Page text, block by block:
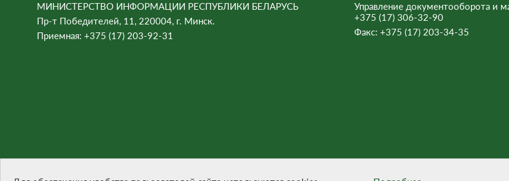
МИНИСТЕРСТВО ИНФОРМАЦИИ РЕСПУБЛИКИ БЕЛАРУСЬ
Пр-т Победителей, 11, 220004, г. Минск.
Приемная: +375 (17) 203-92-31
Управление документооборота и
+375 (17) 306-32-90
Факс: +375 (17) 203-34-35
При цитировании материалов ссылка на сайт обязательна.